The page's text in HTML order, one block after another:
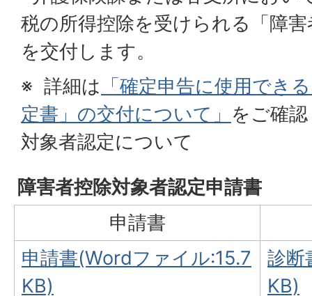
税の所得控除を受けられる「障
を交付します。
※ 詳細は 「確定申告に使用でき
定書」の交付について」 をご確
対象者認定について
障害者控除対象者認定申請書
申請書
申請書(Wordファイル:15.7
KB)
診断
KB)